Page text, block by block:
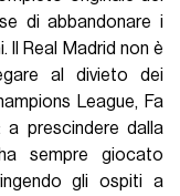
di abbandonare i
Il Real Madrid non è
al divieto dei
League, Fa
a prescindere dalla
sempre giocato
gli ospiti a